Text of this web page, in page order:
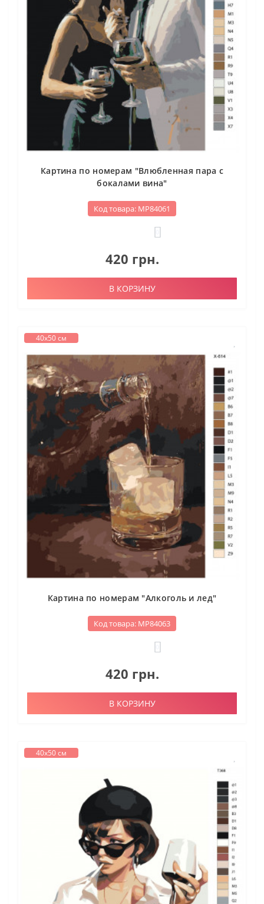
Картина по номерам "Влюбленная пара с
бокалами вина"
Код товара: МР84061
420 грн.
В КОРЗИНУ
40х50 см
Картина по номерам "Алкоголь и лед"
Код товара: МР84063
420 грн.
В КОРЗИНУ
40х50 см